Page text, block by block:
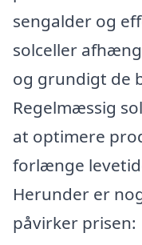
sengalder og
solceller
og grundigt de
Regelmæssig
at optimere
forlænge
Herunder er
påvirker prisen: